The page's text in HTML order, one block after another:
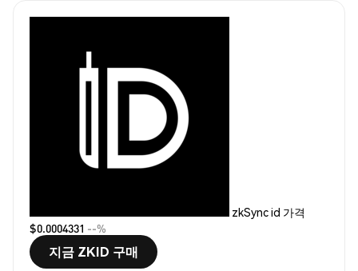
zkSync id 가격
$0.0004331 --%
지금 ZKID 구매